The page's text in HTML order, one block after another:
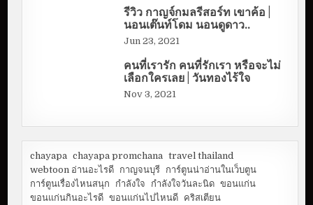
รีวิว กาญจ์กมลรีสอร์ท เขาค้อ |
นอนเต๊นท์โดม นอนดูดาว..
Jun 23, 2021
คนที่เรารัก คนที่รักเรา หรือจะไม่
เลือกใครเลย | วันทองไร้ใจ
Nov 3, 2021
chayapa chayapa promchana
travel thailand
webtoon อ่านอะไรดี กาญจนบุรี การ์ตูนน่าอ่านในเว็บตูน
การ์ตูนเรื่องไหนสนุก
กำลังใจ กำลังใจวันละนิด ขอนแก่น
ขอนแก่นกินอะไรดี ขอนแก่นไปไหนดี คริสเตียน